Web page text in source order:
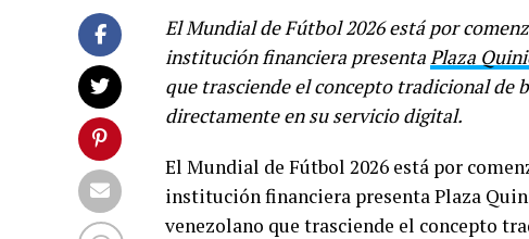
El Mundial de Fútbol 2026 está por
institución financiera presentaPlaza
que trasciende el concepto tradicional de
directamente en su servicio digital.
El Mundial de Fútbol 2026 está por
institución financiera presenta Plaza
venezolano que trasciende el concepto